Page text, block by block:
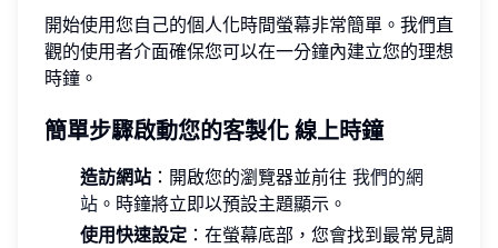
開始使用您自己的個人化時間螢幕非常簡單。我們直
觀的使用者介面確保您可以在一分鐘內建立您的理想
時鐘。
簡單步驟啟動您的客製化 線上時鐘
造訪網站 ：開啟您的瀏覽器並前往 我們的網
站 。時鐘將立即以預設主題顯示。
使用快速設定 ：在螢幕底部，您會找到最常見調